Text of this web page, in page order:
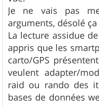
Je ne vais pas
arguments, désolé
La lecture assidue
appris que les
carto/GPS
veulent adapter/
raid ou rando des
bases de données